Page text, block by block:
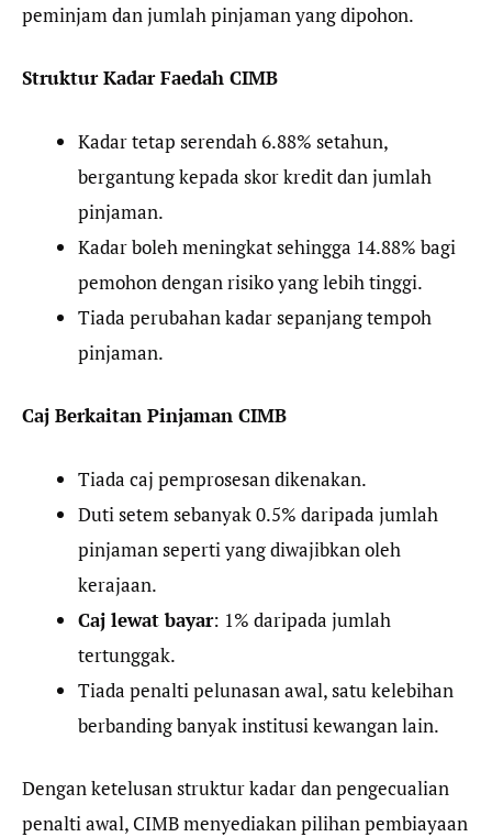
peminjam dan jumlah pinjaman yang dipohon.
Struktur Kadar Faedah CIMB
Kadar tetap serendah 6.88% setahun,
bergantung kepada skor kredit dan jumlah
pinjaman.
Kadar boleh meningkat sehingga 14.88% bagi
pemohon dengan risiko yang lebih tinggi.
Tiada perubahan kadar sepanjang tempoh
pinjaman.
Caj Berkaitan Pinjaman CIMB
Tiada caj pemprosesan dikenakan.
Duti setem sebanyak 0.5% daripada jumlah
pinjaman seperti yang diwajibkan oleh
kerajaan.
Caj lewat bayar: 1% daripada jumlah
tertunggak.
Tiada penalti pelunasan awal, satu kelebihan
berbanding banyak institusi kewangan lain.
Dengan ketelusan struktur kadar dan pengecualian
penalti awal, CIMB menyediakan pilihan pembiayaan